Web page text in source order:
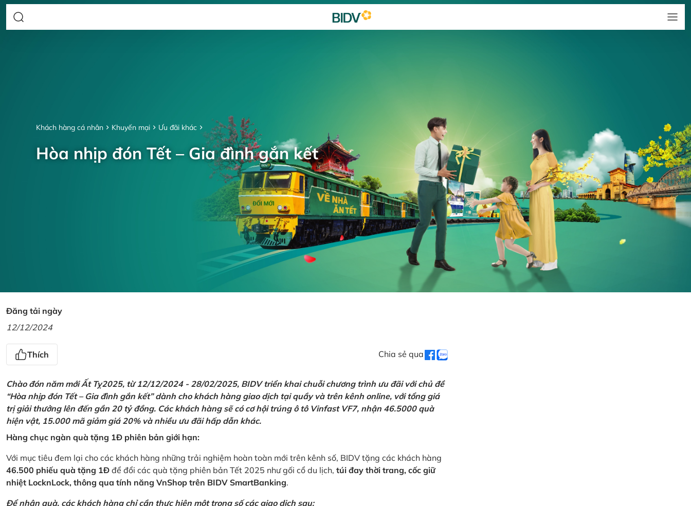
Khách hàng cá nhân Khuyến mại Ưu đãi khác
Hòa nhịp đón Tết – Gia đình gắn kết
Đăng tải ngày
12/12/2024
Thích Chia sẻ qua
Chào đón năm mới Ất Tỵ2025, từ 12/12/2024 - 28/02/2025, BIDV triển khai chuỗi chương trình ưu đãi với chủ đề
“Hòa nhịp đón Tết – Gia đình gắn kết” dành cho khách hàng giao dịch tại quầy và trên kênh online, với tổng giá
trị giải thưởng lên đến gần 20 tỷ đồng. Các khách hàng sẽ có cơ hội trúng ô tô Vinfast VF7, nhận 46.5000 quà
hiện vật, 15.000 mã giảm giá 20% và nhiều ưu đãi hấp dẫn khác.
Hàng chục ngàn quà tặng 1Đ phiên bản giới hạn:
Với mục tiêu đem lại cho các khách hàng những trải nghiệm hoàn toàn mới trên kênh số, BIDV tặng các khách hàng
46.500 phiếu quà tặng 1Đ để đổi các quà tặng phiên bản Tết 2025 như gối cổ du lịch, túi đay thời trang, cốc giữ
nhiệt LocknLock, thông qua tính năng VnShop trên BIDV SmartBanking.
Để nhận quà, các khách hàng chỉ cần thực hiện một trong số các giao dịch sau: